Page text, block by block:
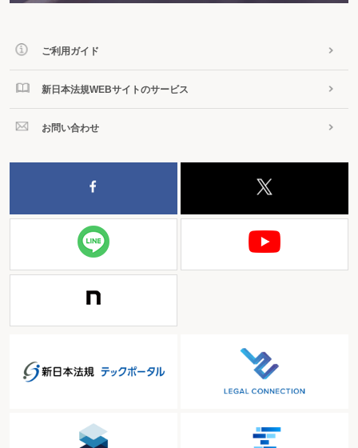
ご利用ガイド
新日本法規WEBサイトのサービス
お問い合わせ